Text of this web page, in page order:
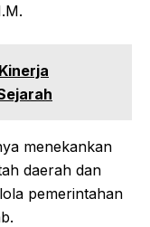
menekankan
daerah dan
pemerintahan